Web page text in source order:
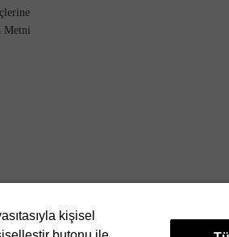
Metni
kişisel